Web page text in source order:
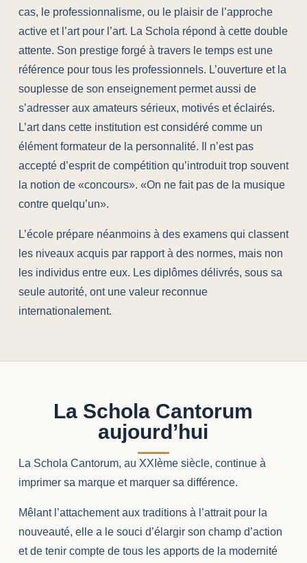
cas, le professionnalisme, ou le plaisir de l’approche
active et l’art pour l’art. La Schola répond à cette double
attente. Son prestige forgé à travers le temps est une
référence pour tous les professionnels. L’ouverture et la
souplesse de son enseignement permet aussi de
s’adresser aux amateurs sérieux, motivés et éclairés.
L’art dans cette institution est considéré comme un
élément formateur de la personnalité. Il n’est pas
accepté d’esprit de compétition qu’introduit trop souvent
la notion de «concours». «On ne fait pas de la musique
contre quelqu’un».
L’école prépare néanmoins à des examens qui classent
les niveaux acquis par rapport à des normes, mais non
les individus entre eux. Les diplômes délivrés, sous sa
seule autorité, ont une valeur reconnue
internationalement.
La Schola Cantorum
aujourd’hui
La Schola Cantorum, au XXIème siècle, continue à
imprimer sa marque et marquer sa différence.
Mêlant l’attachement aux traditions à l’attrait pour la
nouveauté, elle a le souci d’élargir son champ d’action
et de tenir compte de tous les apports de la modernité